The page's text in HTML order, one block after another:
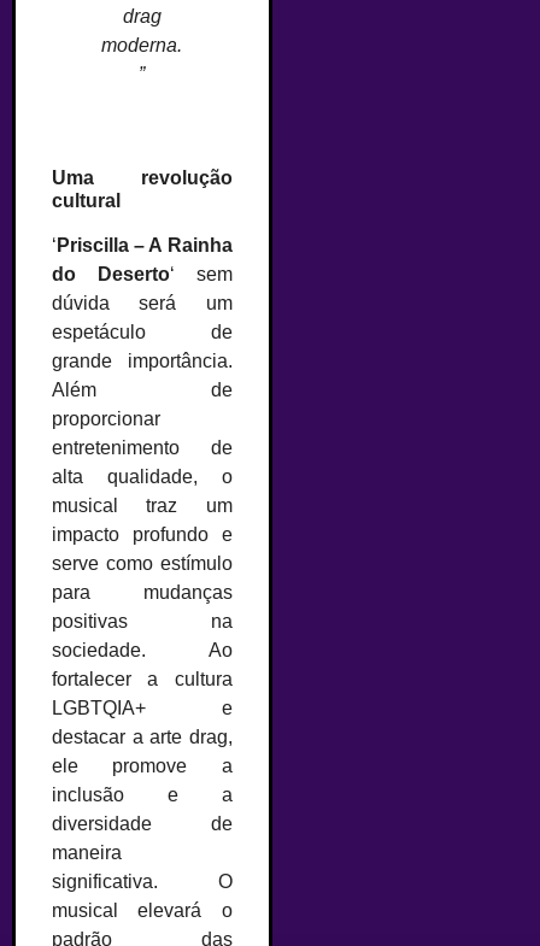
drag
moderna.
”
Uma revolução
cultural
‘ Priscilla – A Rainha
do Deserto‘ sem
dúvida será um
espetáculo de
grande importância.
Além de
proporcionar
entretenimento de
alta qualidade, o
musical traz um
impacto profundo e
serve como estímulo
para mudanças
positivas na
sociedade. Ao
fortalecer a cultura
LGBTQIA+ e
destacar a arte drag,
ele promove a
inclusão e a
diversidade de
maneira
significativa. O
musical elevará o
padrão das